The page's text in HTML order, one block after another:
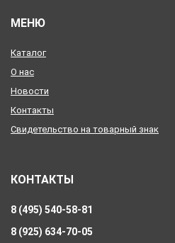
МЕНЮ
Каталог
О нас
Новости
Контакты
Свидетельство на товарный знак
КОНТАКТЫ
8 (495) 540-58-81
8 (925) 634-70-05